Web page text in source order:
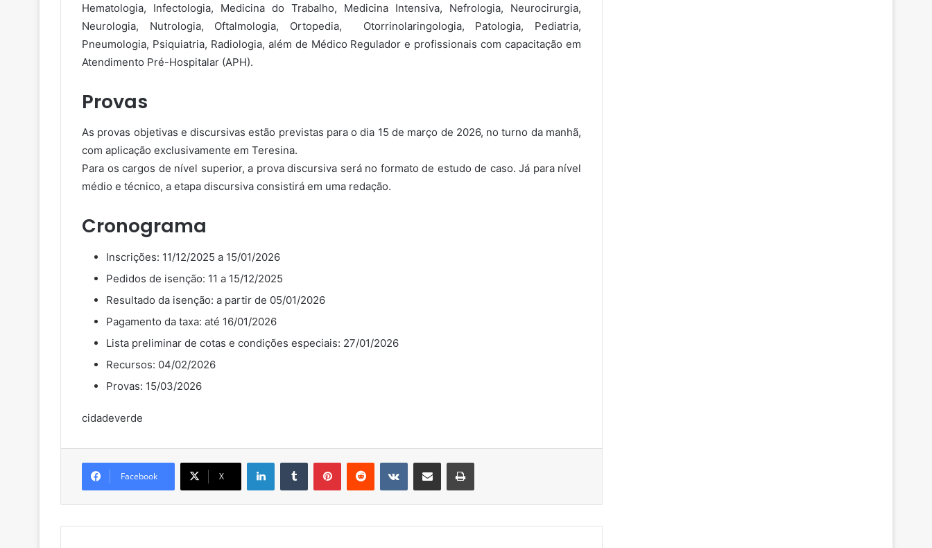
Hematologia, Infectologia, Medicina do Trabalho, Medicina Intensiva, Nefrologia, Neurocirurgia,
Neurologia, Nutrologia, Oftalmologia, Ortopedia, Otorrinolaringologia, Patologia, Pediatria,
Pneumologia, Psiquiatria, Radiologia, além de Médico Regulador e profissionais com capacitação em
Atendimento Pré-Hospitalar (APH).
Provas
As provas objetivas e discursivas estão previstas para o dia 15 de março de 2026, no turno da manhã,
com aplicação exclusivamente em Teresina.
Para os cargos de nível superior, a prova discursiva será no formato de estudo de caso. Já para nível
médio e técnico, a etapa discursiva consistirá em uma redação.
Cronograma
Inscrições: 11/12/2025 a 15/01/2026
Pedidos de isenção: 11 a 15/12/2025
Resultado da isenção: a partir de 05/01/2026
Pagamento da taxa: até 16/01/2026
Lista preliminar de cotas e condições especiais: 27/01/2026
Recursos: 04/02/2026
Provas: 15/03/2026
cidadeverde
Facebook X
LinkedinTumblr PinterestReddit VK Compartilhar via e-mail Imprimir